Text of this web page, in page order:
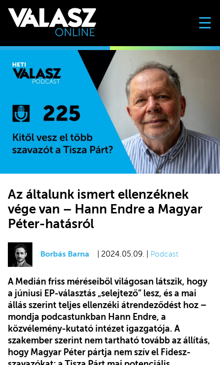
☰
Az általunk ismert ellenzéknek
vége van – Hann Endre a Magyar
Péter-hatásról
Borbás Barna | 2024.05.09. | Podcast
A Medián friss méréseiből világosan látszik, hogy
a júniusi EP-választás „selejtező” lesz, és a mai
állás szerint teljes ellenzéki átrendeződést hoz –
mondja podcastunkban Hann Endre, a
közvélemény-kutató intézet igazgatója. A
szakember szerint nem tartható tovább az állítás,
hogy Magyar Péter pártja nem szív el Fidesz-